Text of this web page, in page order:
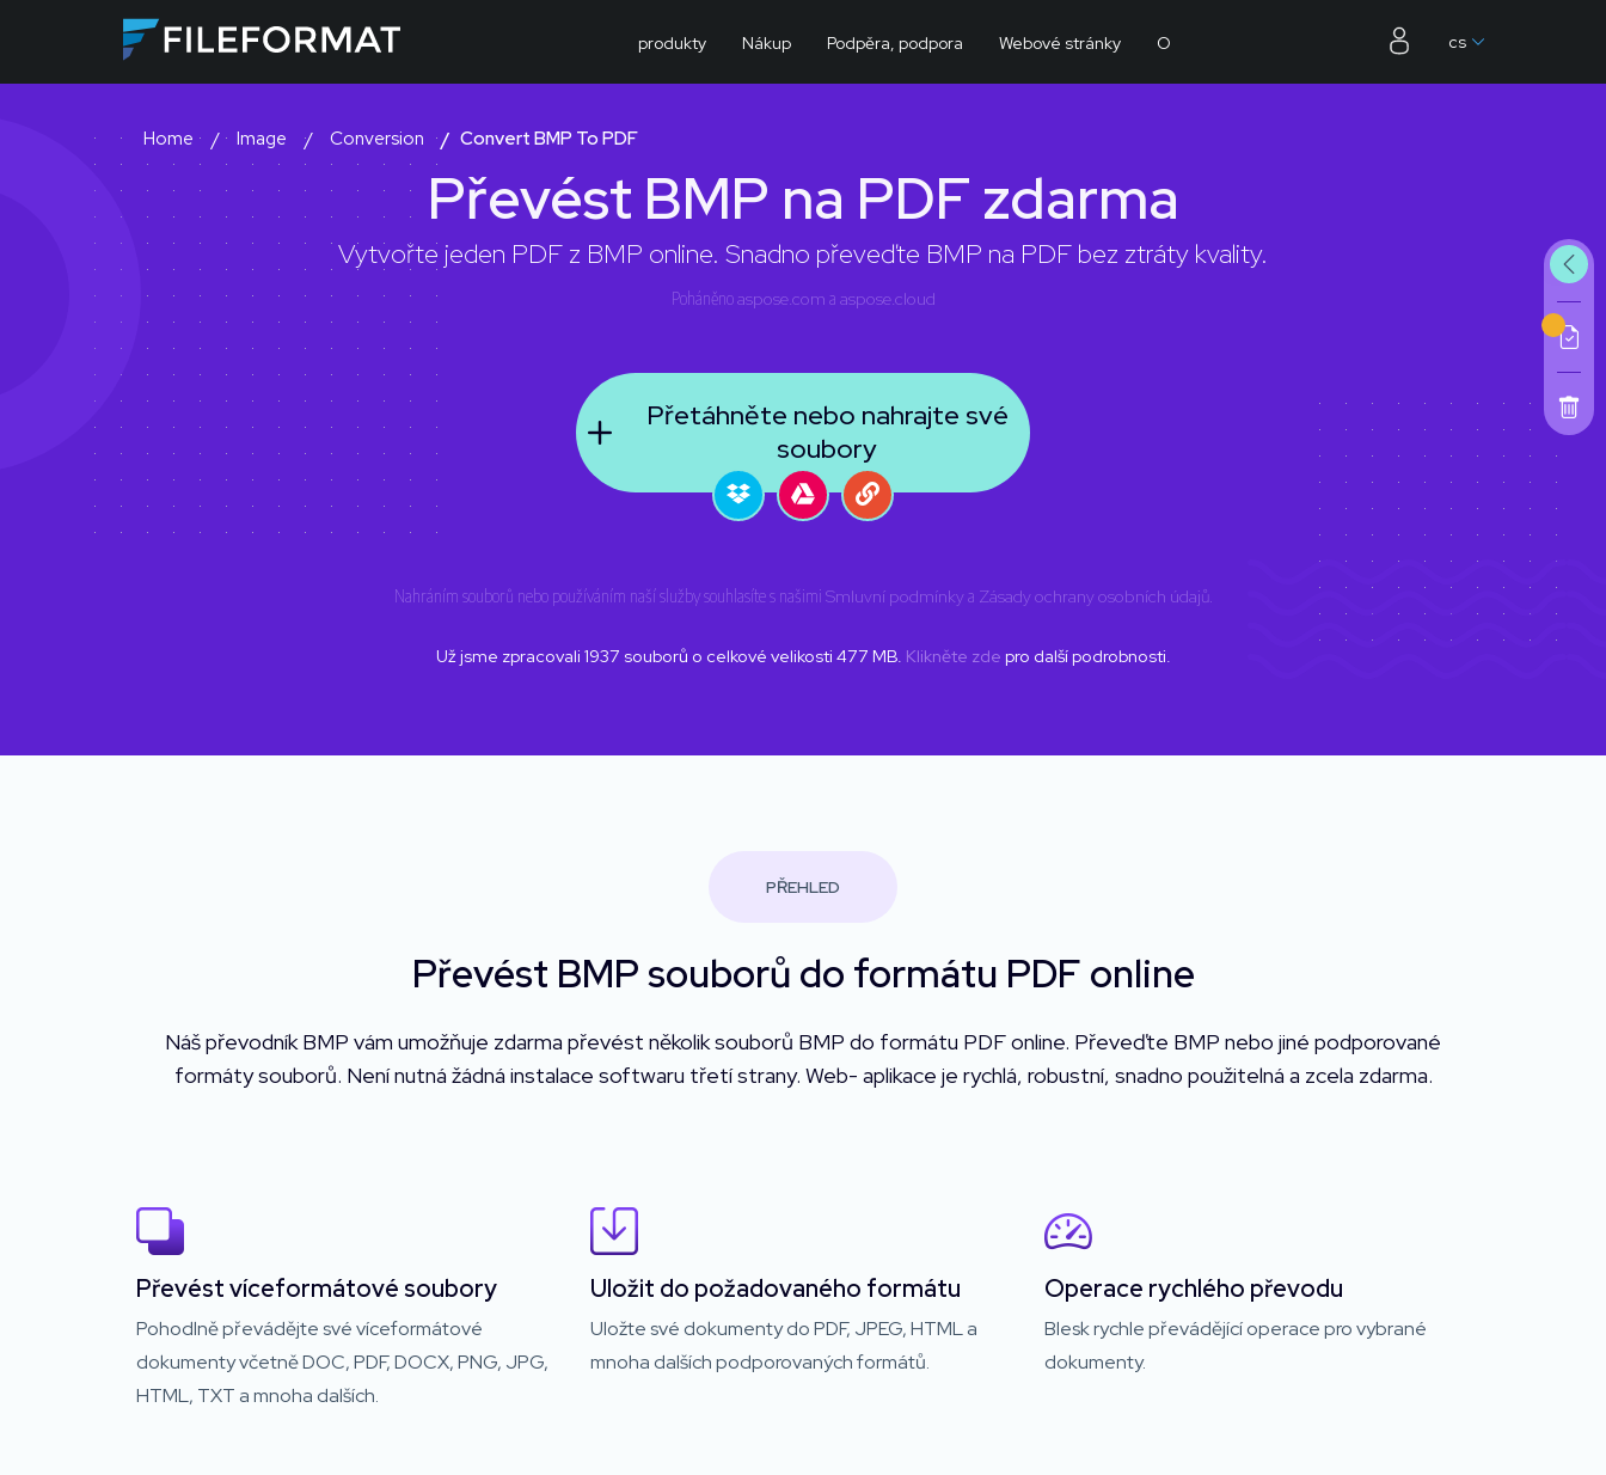
produkty Nákup Podpěra, podpora Webové stránky O cs
Home Image Conversion Convert BMP To PDF
Převést BMP na PDF zdarma
Vytvořte jeden PDF z BMP online. Snadno převeďte BMP na PDF bez ztráty kvality.
Poháněnoaspose.com a aspose.cloud
Přetáhněte nebo nahrajte své
soubory
Nahráním souborů nebo používáním naší služby souhlasíte s našimi Smluvní podmínkya Zásady ochrany osobních údajů.
Už jsme zpracovali 1937 souborů o celkové velikosti 477 MB. Klikněte zde pro další podrobnosti.
PŘEHLED
Převést BMP souborů do formátu PDF online
Náš převodník BMP vám umožňuje zdarma převést několik souborů BMP do formátu PDF online. Převeďte BMP nebo jiné podporované
formáty souborů. Není nutná žádná instalace softwaru třetí strany. Web- aplikace je rychlá, robustní, snadno použitelná a zcela zdarma.
Převést víceformátové soubory
Pohodlně převádějte své víceformátové
dokumenty včetně DOC, PDF, DOCX, PNG, JPG,
HTML, TXT a mnoha dalších.
Uložit do požadovaného formátu
Uložte své dokumenty do PDF, JPEG, HTML a
mnoha dalších podporovaných formátů.
Operace rychlého převodu
Blesk rychle převádějící operace pro vybrané
dokumenty.